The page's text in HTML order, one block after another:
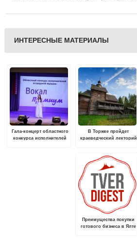
ИНТЕРЕСНЫЕ МАТЕРИАЛЫ
Гала-концерт областного
конкурса исполнителей
В Торжке пройдет
краеведческий лекторий
Преимущества покупки
готового бизнеса в Ялте